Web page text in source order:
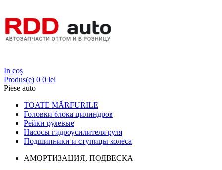
In coș
Produs(e) 0 0 lei
Piese auto
TOATE MĂRFURILE
Головки блока цилиндров
Рейки рулевые
Насосы гидроусилителя руля
Подшипники и ступицы колеса
АМОРТИЗАЦИЯ, ПОДВЕСКА